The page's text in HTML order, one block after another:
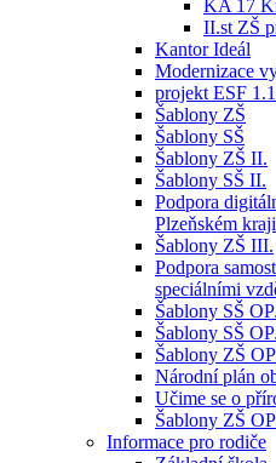
KA 17
II.st ZŠ
Kantor Ideál
Modernizace
projekt ESF
Šablony ZŠ
Šablony SŠ
Šablony ZŠ II.
Šablony SŠ II.
Podpora
Plzeňském kraji
Šablony ZŠ III.
Podpora
speciálními
Šablony SŠ
Šablony SŠ
Šablony ZŠ
Národní plán
Učime se o
Šablony ZŠ
Informace pro rodiče